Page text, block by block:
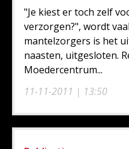
11-11-2011 | 13:50
"Je kiest er toch zelf
verzorgen?", wordt
mantelzorgers is het
naasten, uitgesloten.
Moedercentrum...